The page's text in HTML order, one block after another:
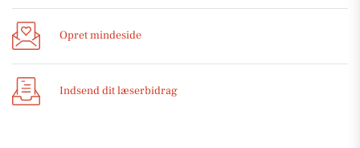
Opret mindeside
Indsend dit læserbidrag